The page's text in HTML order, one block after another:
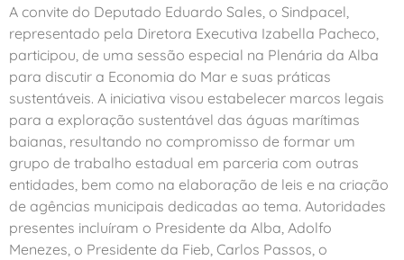
A convite do Deputado Eduardo Sales, o Sindpacel,
representado pela Diretora Executiva Izabella Pacheco,
participou, de uma sessão especial na Plenária da Alba
para discutir a Economia do Mar e suas práticas
sustentáveis. A iniciativa visou estabelecer marcos legais
para a exploração sustentável das águas marítimas
baianas, resultando no compromisso de formar um
grupo de trabalho estadual em parceria com outras
entidades, bem como na elaboração de leis e na criação
de agências municipais dedicadas ao tema. Autoridades
presentes incluíram o Presidente da Alba, Adolfo
Menezes, o Presidente da Fieb, Carlos Passos, o